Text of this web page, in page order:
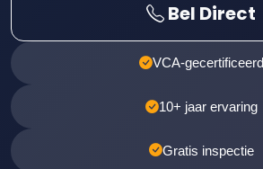
Bel Direct
VCA-gecertificeerd
10+ jaar ervaring
Gratis inspectie